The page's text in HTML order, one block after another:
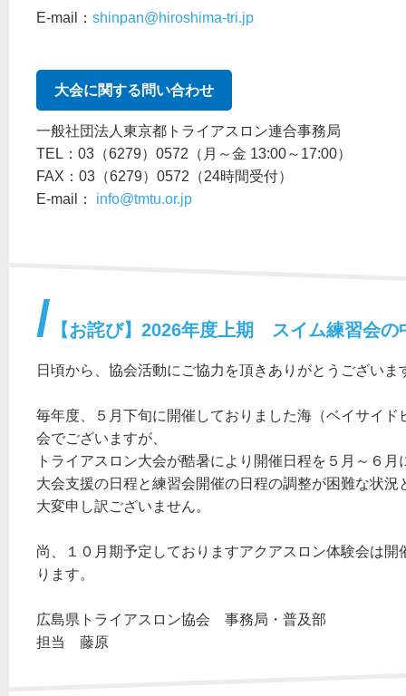
E-mail： shinpan@hiroshima-tri.jp
大会に関する問い合わせ
一般社団法人東京都トライアスロン連合事務局
TEL：03（6279）0572（月～金 13:00～17:00）
FAX：03（6279）0572（24時間受付）
E-mail： info@tmtu.or.jp
【お詫び】2026年度上期 スイム練習会の
日頃から、協会活動にご協力を頂きありがとうございま
毎年度、５月下旬に開催しておりました海（ベイサイ
会でございますが、
トライアスロン大会が酷暑により開催日程を５月～６
大会支援の日程と練習会開催の日程の調整が困難な状況
大変申し訳ございません。
尚、１０月期予定しておりますアクアスロン体験会は
ります。
広島県トライアスロン協会 事務局・普及部
担当 藤原